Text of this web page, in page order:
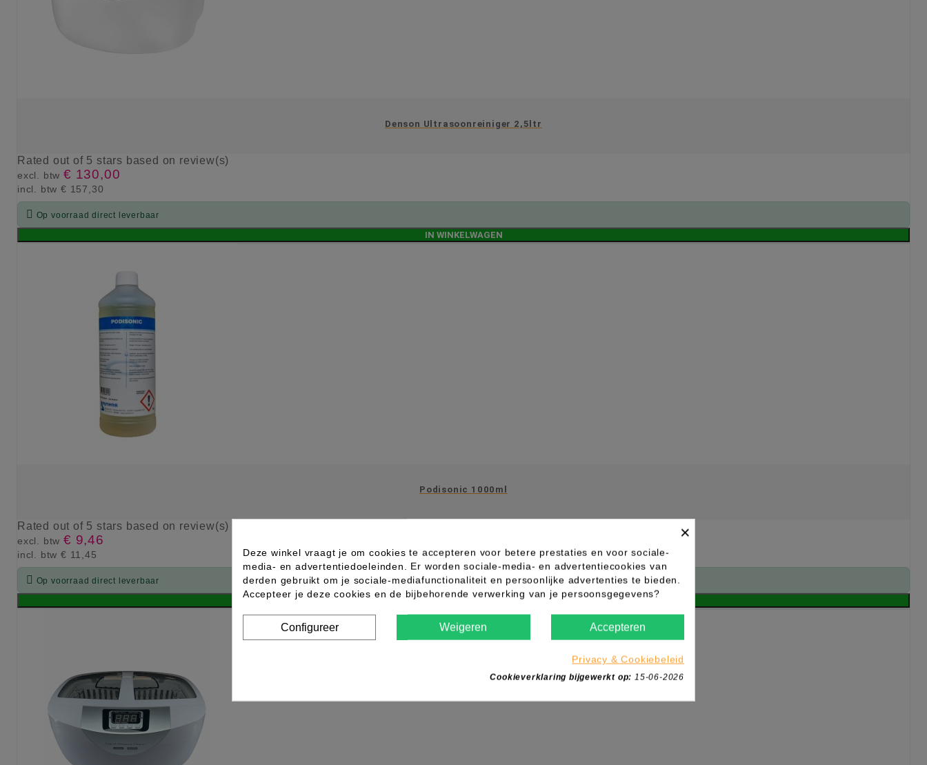
Denson Ultrasoonreiniger 2,5ltr
Rated out of 5 stars based on review(s)
excl. btw € 130,00
incl. btw € 157,30
 Op voorraad direct leverbaar
IN WINKELWAGEN
Podisonic 1000ml
Rated out of 5 stars based on review(s)
excl. btw € 9,46
incl. btw € 11,45
 Op voorraad direct leverbaar
IN WINKELWAGEN
×
Deze winkel vraagt je om cookies te accepteren voor betere prestaties en voor sociale-
media- en advertentiedoeleinden. Er worden sociale-media- en advertentiecookies van
derden gebruikt om je sociale-mediafunctionaliteit en persoonlijke advertenties te bieden.
Accepteer je deze cookies en de bijbehorende verwerking van je persoonsgegevens?
Configureer Weigeren Accepteren
Privacy & Cookiebeleid
Cookieverklaring bijgewerkt op: 15-06-2026